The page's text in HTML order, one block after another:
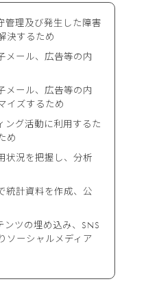
管理及び発生した障害
決するため
メール、広告等の内
メール、広告等の内
イズするため
ング活動に利用するた
め
状況を把握し、分析
統計資料を作成、公
ツの埋め込み、SNS
ソーシャルメディア